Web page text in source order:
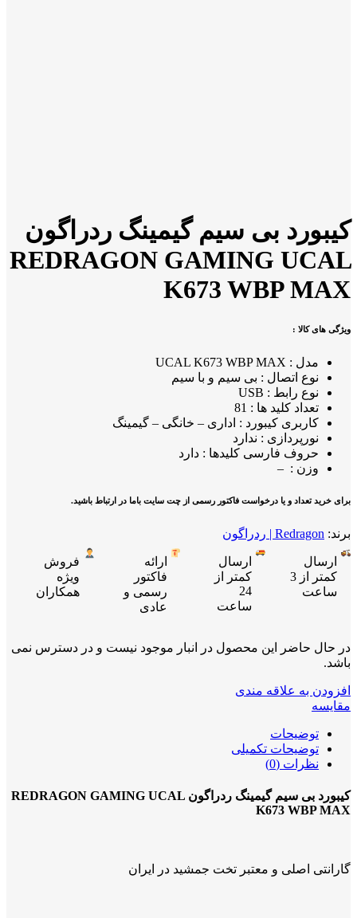
کیبورد بی سیم گیمینگ ردراگون
REDRAGON GAMING UCAL
K673 WBP MAX
ویژگی های کالا :
مدل : UCAL K673 WBP MAX
نوع اتصال : بی سیم و با سیم
نوع رابط : USB
تعداد کلید ها : 81
کاربری کیبورد : اداری – خانگی – گیمینگ
نورپردازی : ندارد
حروف فارسی کلیدها : دارد
وزن : –
برای خرید تعداد و یا درخواست فاکتور رسمی از چت سایت باما در ارتباط باشید.
برند: Redragon | ردراگون
ارسال
کمتر از 3
ساعت
ارسال
کمتر از
24
ساعت
ارائه
فاکتور
رسمی و
عادی
فروش
ویژه
همکاران
در حال حاضر این محصول در انبار موجود نیست و در دسترس نمی
باشد.
افزودن به علاقه مندی
مقایسه
توضیحات
توضیحات تکمیلی
نظرات (0)
کیبورد بی سیم گیمینگ ردراگون REDRAGON GAMING UCAL
K673 WBP MAX
گارانتی اصلی و معتبر تخت جمشید در ایران